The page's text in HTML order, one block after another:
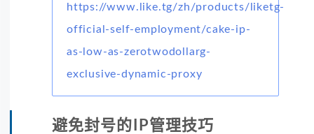
https://www.like.tg/zh/products/liketg-
official-self-employment/cake-ip-
as-low-as-zerotwodollarg-
exclusive-dynamic-proxy
避免封号的IP管理技巧